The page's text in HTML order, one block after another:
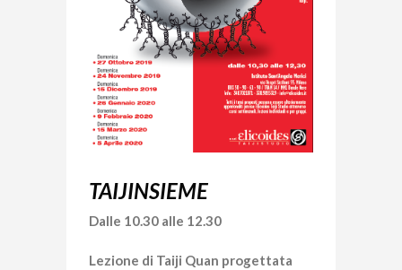
TAIJINSIEME
Dalle 10.30 alle 12.30
Lezione di Taiji Quan progettata